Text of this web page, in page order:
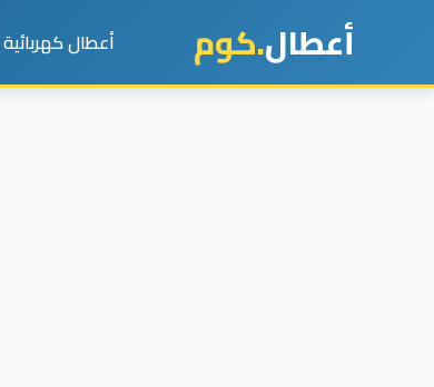
أعطال.كوم أعطال كهربائية